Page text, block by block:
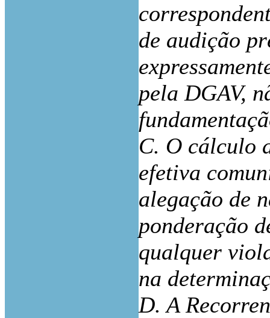
de audição
pela DGAV,
C. O cálculo
efetiva
alegação de
ponderação
qualquer
na
D. A